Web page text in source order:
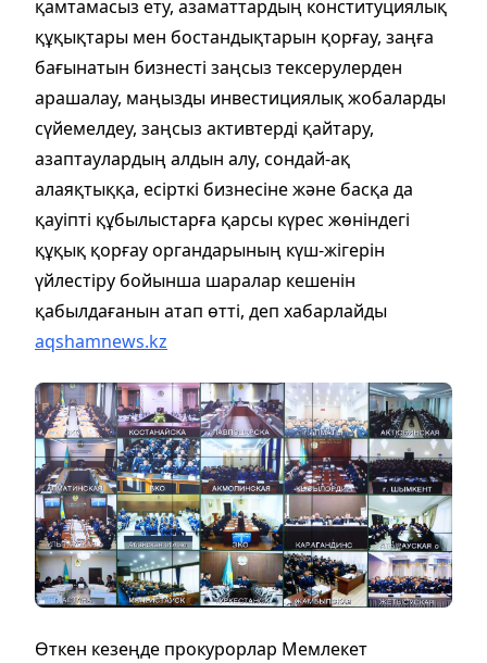
қамтамасыз ету, азаматтардың конституциялық
құқықтары мен бостандықтарын қорғау, заңға
бағынатын бизнесті заңсыз тексерулерден
арашалау, маңызды инвестициялық жобаларды
сүйемелдеу, заңсыз активтерді қайтару,
азаптаулардың алдын алу, сондай-ақ
алаяқтыққа, есірткі бизнесіне және басқа да
қауіпті құбылыстарға қарсы күрес жөніндегі
құқық қорғау органдарының күш-жігерін
үйлестіру бойынша шаралар кешенін
қабылдағанын атап өтті, деп хабарлайды
aqshamnews.kz
Өткен кезеңде прокурорлар Мемлекет